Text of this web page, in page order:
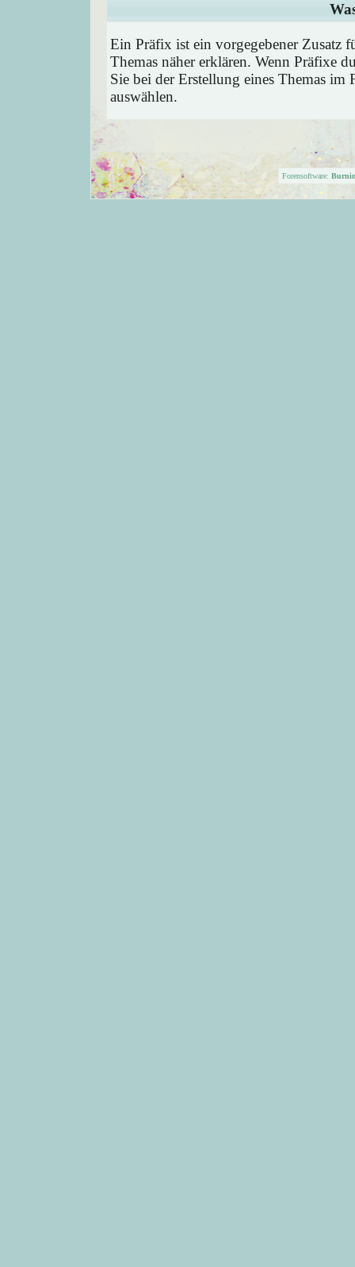
Ein Präfix ist ein vorgegebener Zusatz
Themas näher erklären. Wenn Präfixe
Sie bei der Erstellung eines Themas
auswählen.
Forensoftware: